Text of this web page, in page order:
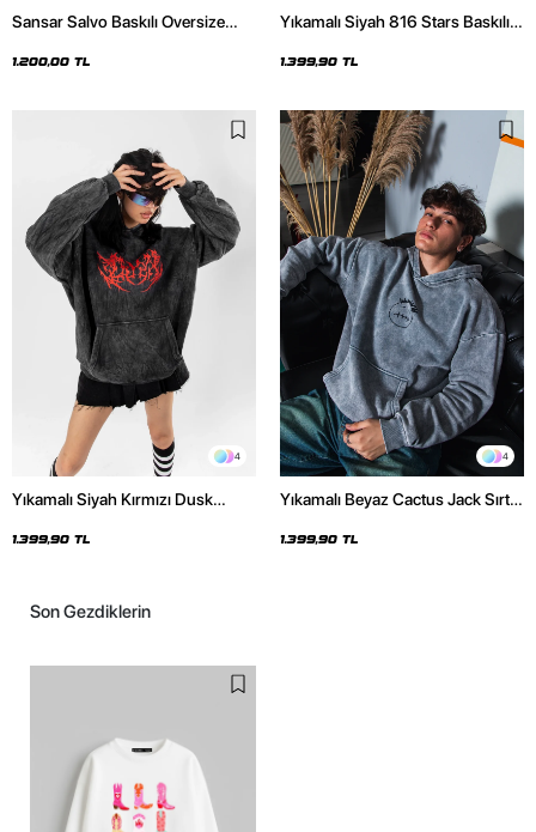
Sansar Salvo Baskılı Oversize
1.200,00 TL
Yıkamalı Siyah 816 Stars Baskılı
1.399,90 TL
4
Yıkamalı Siyah Kırmızı Dusk
1.399,90 TL
4
Yıkamalı Beyaz Cactus Jack Sırt
1.399,90 TL
Son Gezdiklerin